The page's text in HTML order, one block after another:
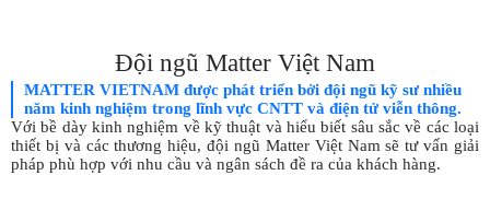
Đội ngũ Matter Việt Nam
MATTER VIETNAM được phát triển bởi đội ngũ kỹ sư nhiều
năm kinh nghiệm trong lĩnh vực CNTT và điện tử viễn thông.
Với bề dày kinh nghiệm về kỹ thuật và hiểu biết sâu sắc về các loại
thiết bị và các thương hiệu, đội ngũ Matter Việt Nam sẽ tư vấn giải
pháp phù hợp với nhu cầu và ngân sách đề ra của khách hàng.